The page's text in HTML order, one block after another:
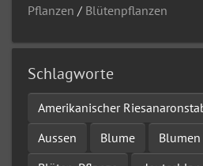
Pflanzen / Blütenpflanzen
Schlagworte
Amerikanischer
Aussen
Blume Blumen